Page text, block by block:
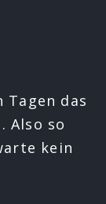
das
Also so
kein